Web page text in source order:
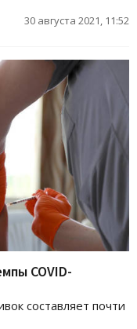
30 августа 2021, 11:52
COVID-
составляет почти